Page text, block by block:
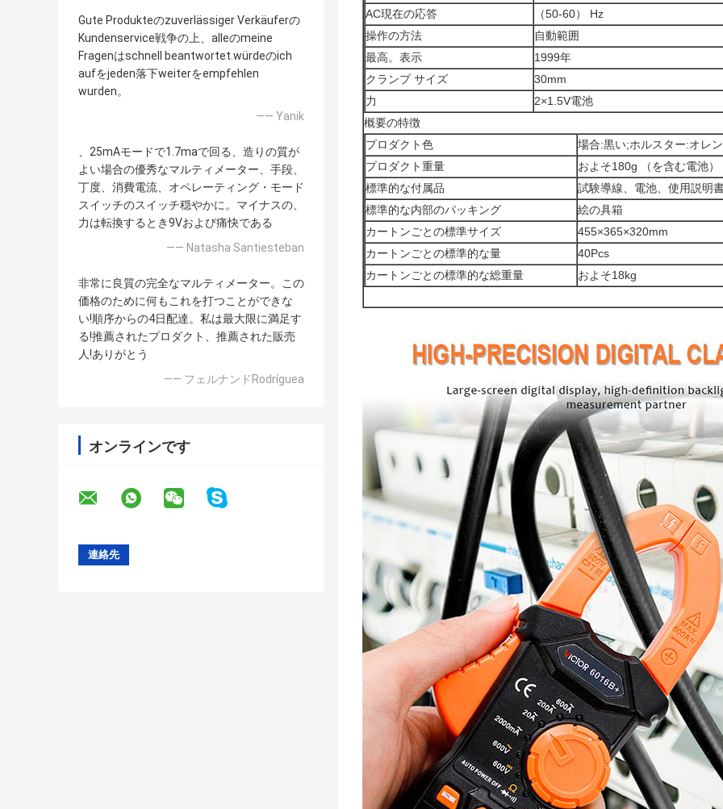
Gute Produkteのzuverlässiger Verkäuferの
Kundenservice戦争の上、alleのmeine
Fragenはschnell beantwortet.würdeのich
aufをjeden落下weiterをempfehlen
wurden。
—— Yanik
、25mAモードで1.7maで回る、造りの質が
よい場合の優秀なマルティメーター、手段、
丁度、消費電流、オペレーティング・モード
スイッチのスイッチ穏やかに。マイナスの、
力は転換するとき9Vおよび痛快である
—— Natasha Santiesteban
非常に良質の完全なマルティメーター。この
価格のために何もこれを打つことができな
い!順序からの4日配達。私は最大限に満足す
る!推薦されたプロダクト、推薦された販売
人!ありがとう
—— フェルナンドRodríguea
オンラインです
AC現在の応答
（50-60） Hz
操作の方法
自動範囲
最高。表示
1999年
クランプ サイズ
30mm
力
2×1.5V電池
概要の特徴
プロダクト色
場合:黒い;ホルスター:オレ
プロダクト重量
およそ180g （を含む電池）
標準的な付属品
試験導線、電池、使用説明
標準的な内部のパッキング
絵の具箱
カートンごとの標準サイズ
455×365×320mm
カートンごとの標準的な量
40Pcs
カートンごとの標準的な総重量
およそ18kg